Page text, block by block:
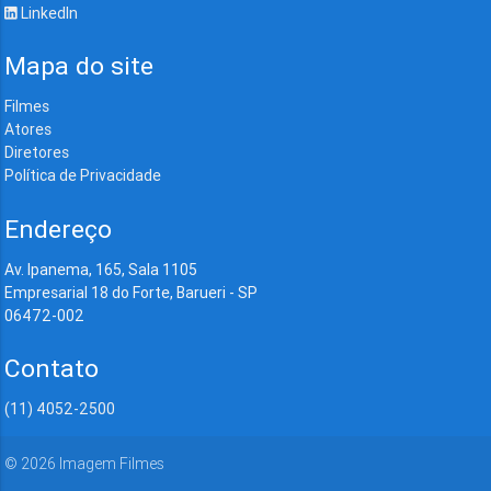
LinkedIn
Mapa do site
Filmes
Atores
Diretores
Política de Privacidade
Endereço
Av. Ipanema, 165, Sala 1105
Empresarial 18 do Forte, Barueri - SP
06472-002
Contato
(11) 4052-2500
© 2026 Imagem Filmes